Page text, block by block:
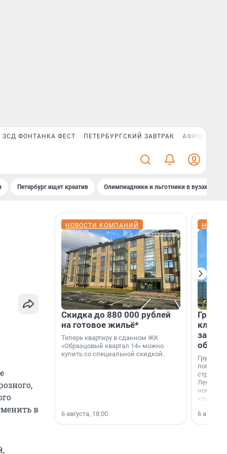
ЗСД ФОНТАНКА ФЕСТ ПЕТЕРБУРГСКИЙ ЗАВТРАК АФИША PLUS
Петербург ищет креатив Олимпиадники и льготники в вузах СПб
в
НОВОСТИ КОМПАНИЙ
Скидка до 880 000 рублей
на готовое жильё*
Теперь квартиру в сданном ЖК
«Образцовый квартал 14» можно
купить со специальной скидкой.
6 августа, 18:00
Группа
области».
6